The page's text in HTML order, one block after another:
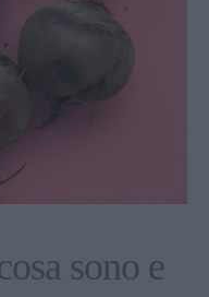
sono e